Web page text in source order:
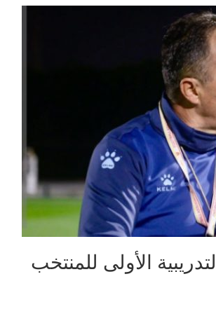
الأولى للمنتخب